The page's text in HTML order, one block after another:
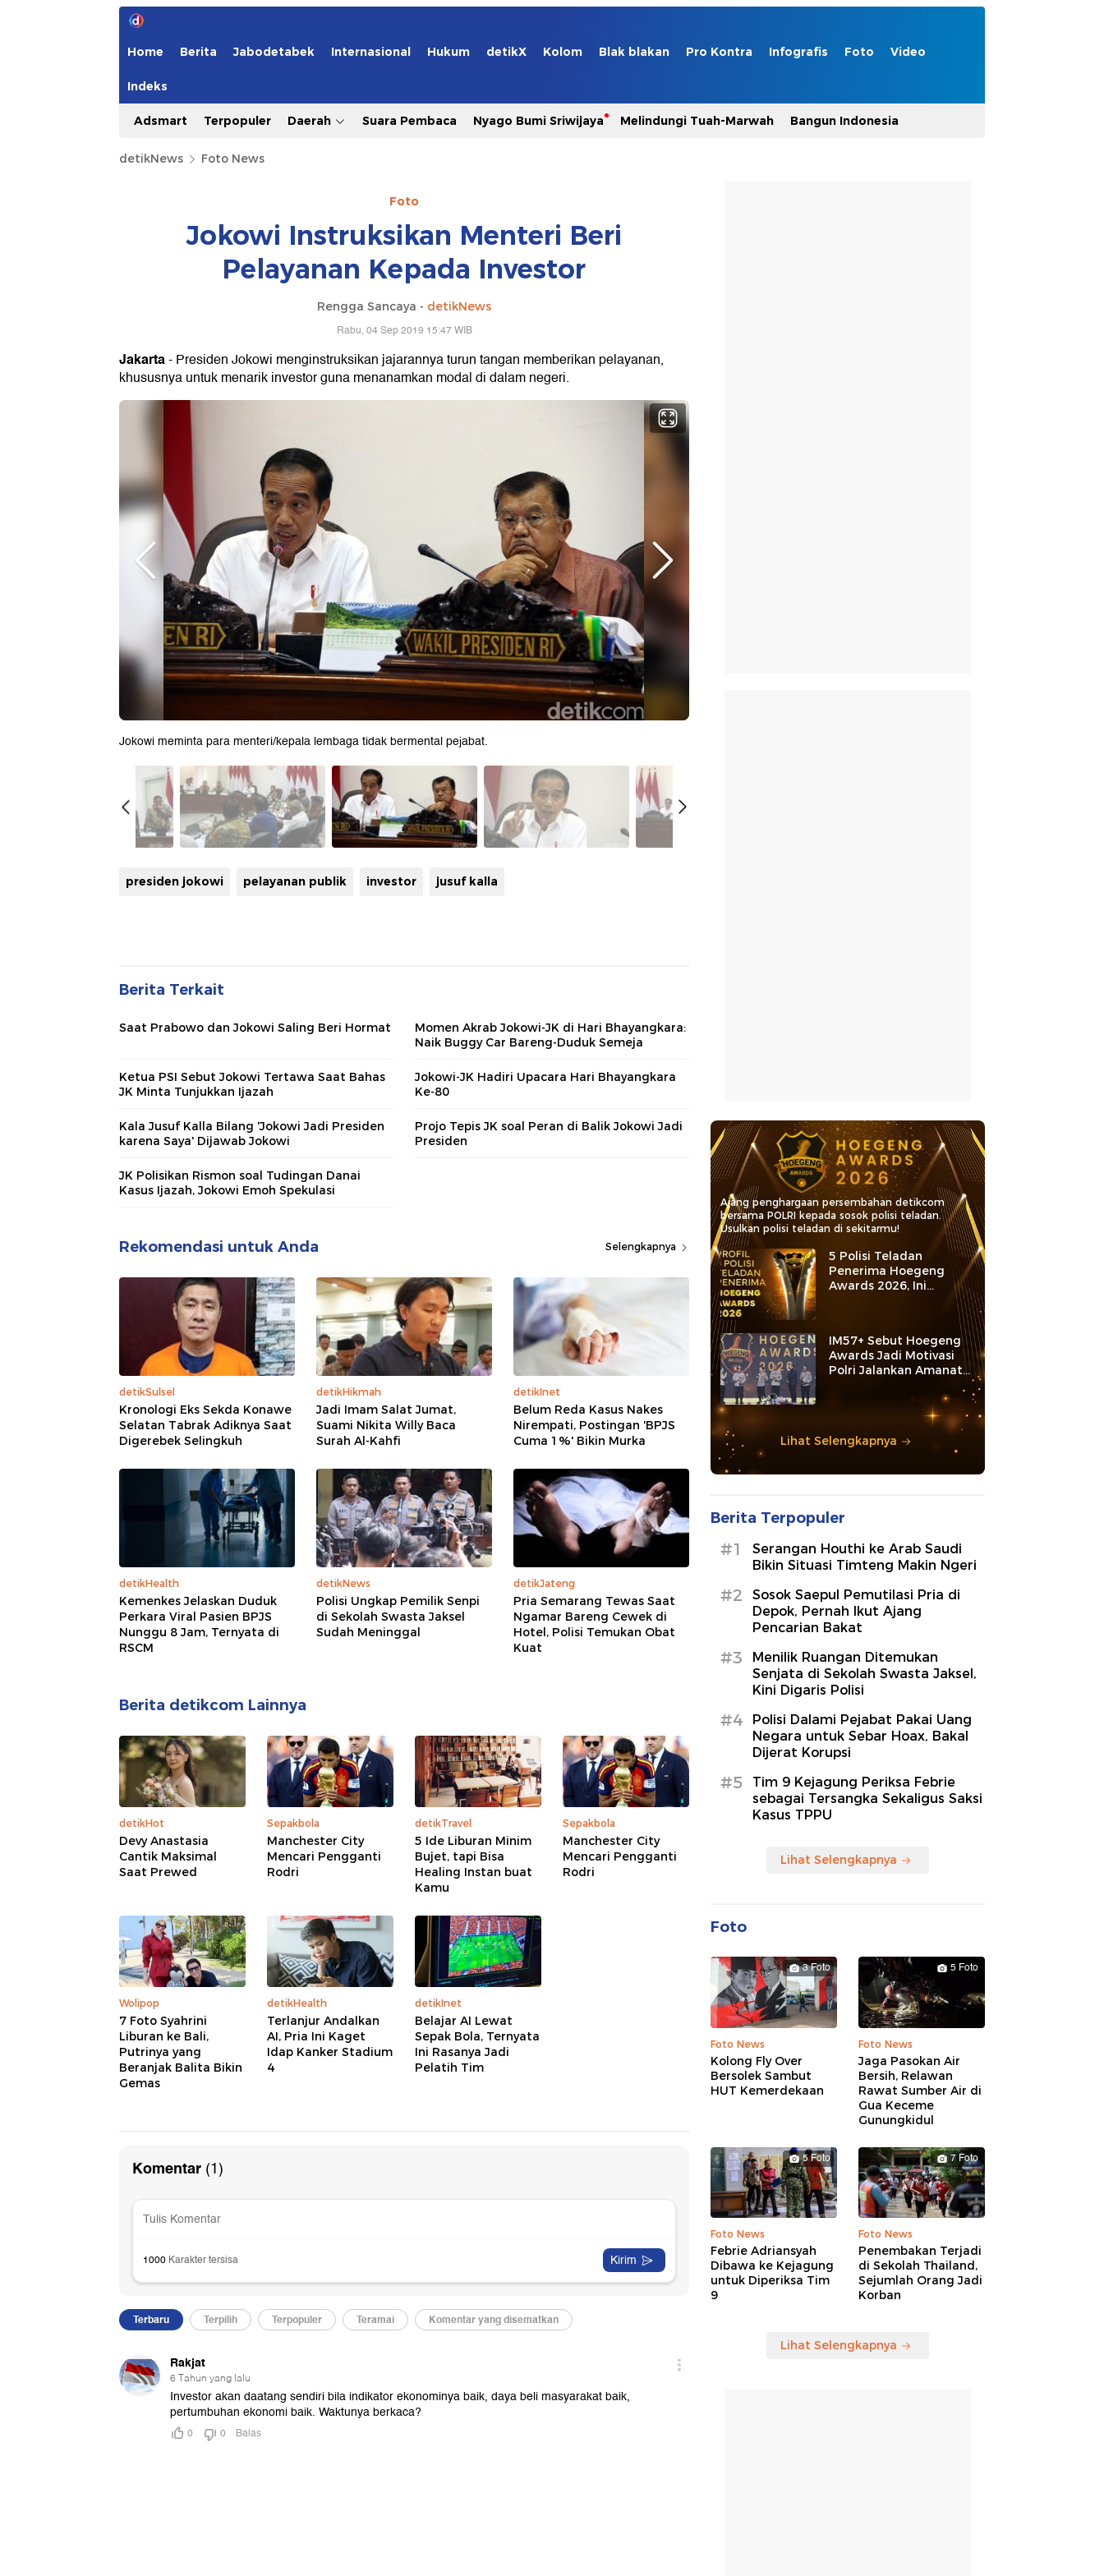
Home Berita Jabodetabek Internasional Hukum detikX Kolom Blak blakan Pro Kontra Infografis Foto Video
Indeks
Adsmart Terpopuler Daerah Suara Pembaca Nyago Bumi Sriwijaya Melindungi Tuah-Marwah Bangun Indonesia
detikNews Foto News
Foto
Jokowi Instruksikan Menteri Beri
Pelayanan Kepada Investor
Rengga Sancaya - detikNews
Rabu, 04 Sep 2019 15:47 WIB
Jakarta- Presiden Jokowi menginstruksikan jajarannya turun tangan memberikan pelayanan,
khususnya untuk menarik investor guna menanamkan modal di dalam negeri.
Jokowi meminta para menteri/kepala lembaga tidak bermental pejabat.
presiden jokowi pelayanan publik investor jusuf kalla
Berita Terkait
Saat Prabowo dan Jokowi Saling Beri Hormat
Momen Akrab Jokowi-JK di Hari Bhayangkara:
Naik Buggy Car Bareng-Duduk Semeja
Ketua PSI Sebut Jokowi Tertawa Saat Bahas
JK Minta Tunjukkan Ijazah
Jokowi-JK Hadiri Upacara Hari Bhayangkara
Ke-80
Kala Jusuf Kalla Bilang 'Jokowi Jadi Presiden
karena Saya' Dijawab Jokowi
Projo Tepis JK soal Peran di Balik Jokowi Jadi
Presiden
JK Polisikan Rismon soal Tudingan Danai
Kasus Ijazah, Jokowi Emoh Spekulasi
Rekomendasi untuk Anda Selengkapnya
detikSulsel
Kronologi Eks Sekda Konawe
Selatan Tabrak Adiknya Saat
Digerebek Selingkuh
detikHikmah
Jadi Imam Salat Jumat,
Suami Nikita Willy Baca
Surah Al-Kahfi
detikInet
Belum Reda Kasus Nakes
Nirempati, Postingan 'BPJS
Cuma 1%' Bikin Murka
detikHealth
Kemenkes Jelaskan Duduk
Perkara Viral Pasien BPJS
Nunggu 8 Jam, Ternyata di
RSCM
detikNews
Polisi Ungkap Pemilik Senpi
di Sekolah Swasta Jaksel
Sudah Meninggal
detikJateng
Pria Semarang Tewas Saat
Ngamar Bareng Cewek di
Hotel, Polisi Temukan Obat
Kuat
Berita detikcom Lainnya
detikHot
Devy Anastasia
Cantik Maksimal
Saat Prewed
Sepakbola
Manchester City
Mencari Pengganti
Rodri
detikTravel
5 Ide Liburan Minim
Bujet, tapi Bisa
Healing Instan buat
Kamu
Sepakbola
Manchester City
Mencari Pengganti
Rodri
Wolipop
7 Foto Syahrini
Liburan ke Bali,
Putrinya yang
Beranjak Balita Bikin
Gemas
detikHealth
Terlanjur Andalkan
AI, Pria Ini Kaget
Idap Kanker Stadium
4
detikInet
Belajar AI Lewat
Sepak Bola, Ternyata
Ini Rasanya Jadi
Pelatih Tim
Ajang penghargaan persembahan detikcom
bersama POLRI kepada sosok polisi teladan.
Usulkan polisi teladan di sekitarmu!
5 Polisi Teladan
Penerima Hoegeng
Awards 2026, Ini
Kategori dan Kiprahnya
IM57+ Sebut Hoegeng
Awards Jadi Motivasi
Polri Jalankan Amanat
Lihat Selengkapnya
Berita Terpopuler
#1
Serangan Houthi ke Arab Saudi
Bikin Situasi Timteng Makin Ngeri
#2
Sosok Saepul Pemutilasi Pria di
Depok, Pernah Ikut Ajang
Pencarian Bakat
#3
Menilik Ruangan Ditemukan
Senjata di Sekolah Swasta Jaksel,
Kini Digaris Polisi
#4
Polisi Dalami Pejabat Pakai Uang
Negara untuk Sebar Hoax, Bakal
Dijerat Korupsi
#5
Tim 9 Kejagung Periksa Febrie
sebagai Tersangka Sekaligus Saksi
Kasus TPPU
Lihat Selengkapnya
Foto
3 Foto
Foto News
Kolong Fly Over
Bersolek Sambut
HUT Kemerdekaan
5 Foto
Foto News
Jaga Pasokan Air
Bersih, Relawan
Rawat Sumber Air di
Gua Keceme
Gunungkidul
5 Foto
Foto News
Febrie Adriansyah
Dibawa ke Kejagung
untuk Diperiksa Tim
9
7 Foto
Foto News
Penembakan Terjadi
di Sekolah Thailand,
Sejumlah Orang Jadi
Korban
Lihat Selengkapnya